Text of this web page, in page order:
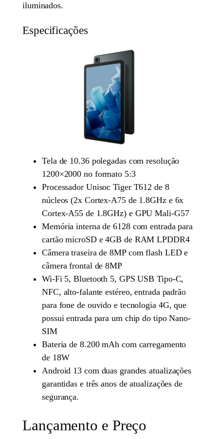
iluminados.
Especificações
Tela de 10.36 polegadas com resolução
1200×2000 no formato 5:3
Processador Unisoc Tiger T612 de 8
núcleos (2x Cortex-A75 de 1.8GHz e 6x
Cortex-A55 de 1.8GHz) e GPU Mali-G57
Memória interna de 6128 com entrada para
cartão microSD e 4GB de RAM LPDDR4
Câmera traseira de 8MP com flash LED e
câmera frontal de 8MP
Wi-Fi 5, Bluetooth 5, GPS USB Tipo-C,
NFC, alto-falante estéreo, entrada padrão
para fone de ouvido e tecnologia 4G, que
possui entrada para um chip do tipo Nano-
SIM
Bateria de 8.200 mAh com carregamento
de 18W
Android 13 com duas grandes atualizações
garantidas e três anos de atualizações de
segurança.
Lançamento e Preço